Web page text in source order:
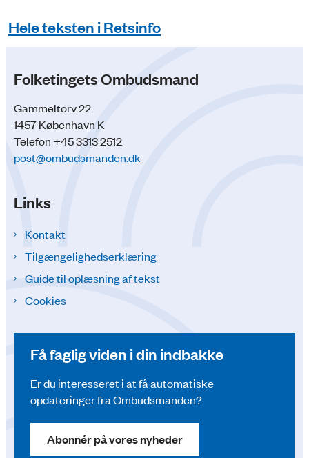
Hele teksten i Retsinfo
Folketingets Ombudsmand
Gammeltorv 22
1457 København K
Telefon +45 3313 2512
post@ombudsmanden.dk
Links
Kontakt
Tilgængelighedserklæring
Guide til oplæsning af tekst
Cookies
Få faglig viden i din indbakke
Er du interesseret i at få automatiske
opdateringer fra Ombudsmanden?
Abonnér på vores nyheder